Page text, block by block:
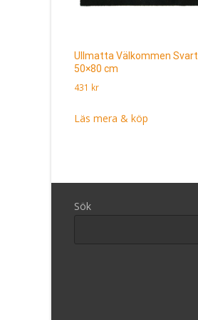
Ullmatta Välkommen Svart
50×80 cm
431 kr
Läs mera & köp
Sök